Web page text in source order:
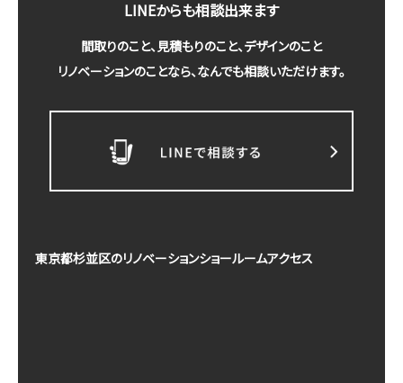
LINEからも相談出来ます
間取りのこと、見積もりのこと、デザインのこと
リノベーションのことなら、なんでも相談いただけます。
東京都杉並区のリノベーションショールームアクセス